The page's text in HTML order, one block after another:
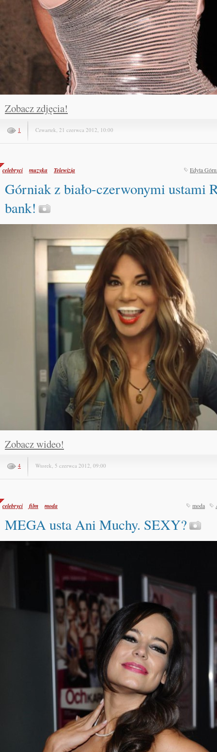
Zobacz zdjęcia!
1 Czwartek, 21 czerwca 2012, 10:00
celebryci muzyka Telewizja Edyta
Górniak z biało-czerwonymi ustami
bank!
Zobacz wideo!
4 Wtorek, 5 czerwca 2012, 09:00
celebryci film moda moda
MEGA usta Ani Muchy. SEXY?